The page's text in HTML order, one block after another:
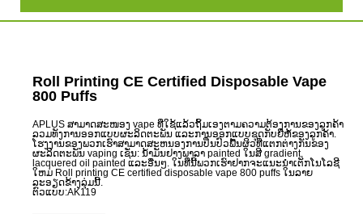
Roll Printing CE Certified Disposable Vape
800 Puffs
APLUS ສາມາດສະໜອງ vape ທີ່ໃຊ້ແລ້ວຖິ້ມເອງຕາມຄວາມຕ້ອງການຂອງລູກຄ້າ
ລວມທັງການອອກແບບຜະລິດຕະພັນ ແລະການອອກແບບຊຸດກັບຍີ່ຫໍ້ຂອງລູກຄ້າ.
ໂຮງງານຂອງພວກເຮົາສາມາດສະຫນອງການປິ່ນປົວພື້ນຜິວທີ່ແຕກຕ່າງກັນຂອງ
ຜະລິດຕະພັນ vaping ເຊັ່ນ: ນ້ໍາມັນຢາງພາລາ painted ໃນສີ gradient,
lacquered oil painted ແລະອື່ນໆ. ໃນທີ່ນີ້ພວກເຮົາຢາກຈະແນະນໍາເຕັກໂນໂລຊີ
ໃຫມ່ Roll printing CE certified disposable vape 800 puffs ໃນລາຍ
ລະອຽດຂ້າງລຸ່ມນີ້.
ຕົວແບບ:AK119